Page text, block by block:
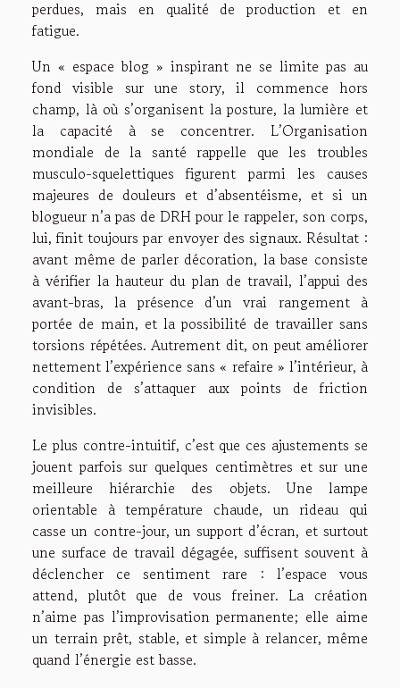
perdues, mais en qualité de production et en
fatigue.
Un « espace blog » inspirant ne se limite pas au
fond visible sur une story, il commence hors
champ, là où s’organisent la posture, la lumière et
la capacité à se concentrer. L’Organisation
mondiale de la santé rappelle que les troubles
musculo-squelettiques figurent parmi les causes
majeures de douleurs et d’absentéisme, et si un
blogueur n’a pas de DRH pour le rappeler, son corps,
lui, finit toujours par envoyer des signaux. Résultat :
avant même de parler décoration, la base consiste
à vérifier la hauteur du plan de travail, l’appui des
avant-bras, la présence d’un vrai rangement à
portée de main, et la possibilité de travailler sans
torsions répétées. Autrement dit, on peut améliorer
nettement l’expérience sans « refaire » l’intérieur, à
condition de s’attaquer aux points de friction
invisibles.
Le plus contre-intuitif, c’est que ces ajustements se
jouent parfois sur quelques centimètres et sur une
meilleure hiérarchie des objets. Une lampe
orientable à température chaude, un rideau qui
casse un contre-jour, un support d’écran, et surtout
une surface de travail dégagée, suffisent souvent à
déclencher ce sentiment rare : l’espace vous
attend, plutôt que de vous freiner. La création
n’aime pas l’improvisation permanente; elle aime
un terrain prêt, stable, et simple à relancer, même
quand l’énergie est basse.